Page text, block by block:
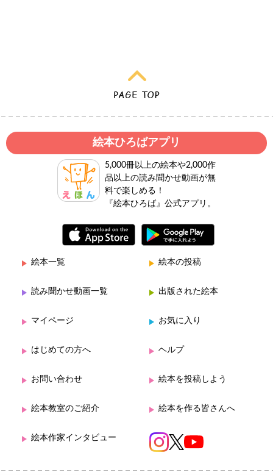
絵本ひろばアプリ
5,000冊以上の絵本や2,000作
品以上の読み聞かせ動画が無
料で楽しめる！
『絵本ひろば』公式アプリ。
絵本一覧 絵本の投稿
読み聞かせ動画一覧 出版された絵本
マイページ お気に入り
はじめての方へ ヘルプ
お問い合わせ 絵本を投稿しよう
絵本教室のご紹介 絵本を作る皆さんへ
絵本作家インタビュー